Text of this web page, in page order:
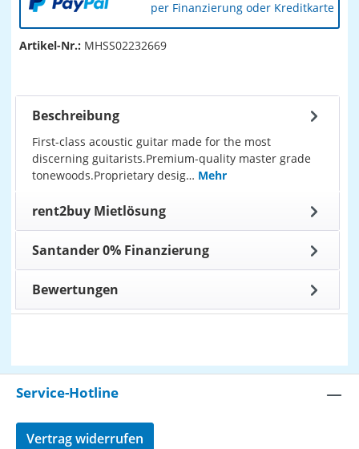
per Finanzierung oder Kreditkarte
Artikel-Nr.: MHSS02232669
Beschreibung
First-class acoustic guitar made for the most
discerning guitarists.Premium-quality master grade
tonewoods.Proprietary desig… Mehr
rent2buy Mietlösung
Santander 0% Finanzierung
Bewertungen
Service-Hotline
Vertrag widerrufen